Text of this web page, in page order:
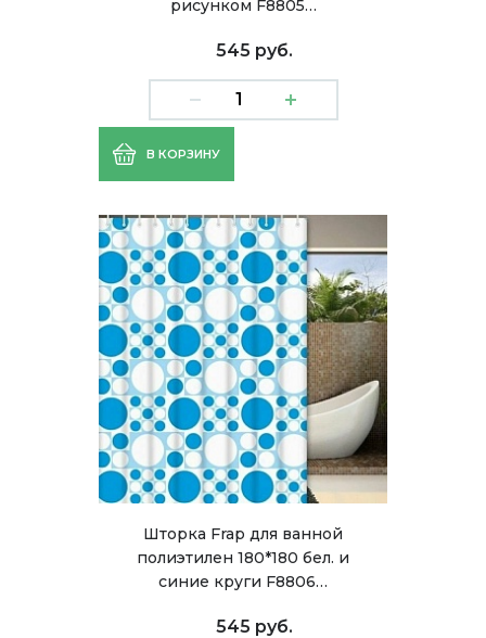
рисунком F8805…
545 руб.
В КОРЗИНУ
Шторка Frap для ванной
полиэтилен 180*180 бел. и
синие круги F8806…
545 руб.